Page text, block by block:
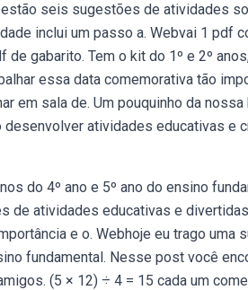
seis sugestões de atividades
inclui um passo a. Webvai 1 pdf
gabarito. Tem o kit do 1º e 2º
essa data comemorativa tão
em sala de. Um pouquinho da
desenvolver atividades educativas e
do 4º ano e 5º ano do ensino
de atividades educativas e
e o. Webhoje eu trago
fundamental. Nesse post você
(5 × 12) ÷ 4 = 15 cada um